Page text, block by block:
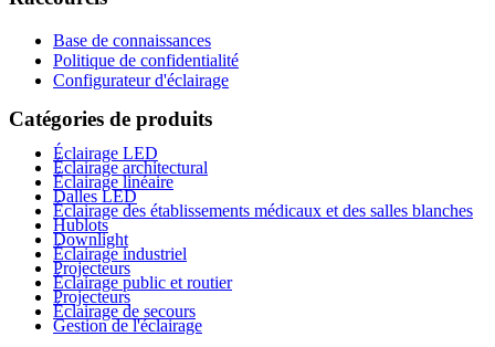
Base de connaissances
Politique de confidentialité
Configurateur d'éclairage
Catégories de produits
Éclairage LED
Éclairage architectural
Éclairage linéaire
Dalles LED
Éclairage des établissements médicaux et des salles blanches
Hublots
Downlight
Éclairage industriel
Projecteurs
Éclairage public et routier
Projecteurs
Éclairage de secours
Gestion de l'éclairage